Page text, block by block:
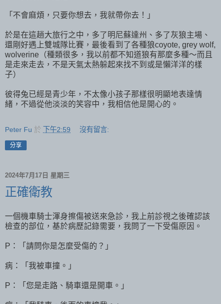
「不會麻煩，只要你想去，我就帶你去！」
於是在這趟大旅行之中，多了明尼蘇達州、多了灰狼主場、
還剛好遇上雙城隊比賽，最後看到了各種狼coyote, grey wolf,
wolverine（種類很多，我以前都不知道狼有那麼多種～而且
是走來走去，不是天氣太熱躲起來找不到或是懶洋洋的樣
子）
彼得兔已經是青少年，不太像小孩子那樣很明顯地表達情
緒，不過從他淡淡的笑容中，我相信他是開心的。
Peter Fu 於 下午2:59 沒有留言:
分享
2024年7月17日 星期三
正確衛教
一個機車騎士渾身擦傷被送來急診，我上前診視之後確認該
檢查的部位，基於病歷記錄需要，我問了一下受傷原因。
P：「請問你是怎麼受傷的？」
病：「我被車撞。」
P：「您是走路、騎車還是開車。」